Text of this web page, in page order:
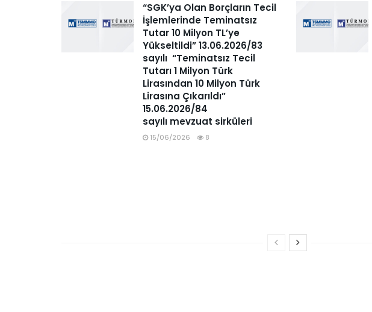
“SGK’ya Olan Borçların Tecil
İşlemlerinde Teminatsız
Tutar 10 Milyon TL’ye
Yükseltildi” 13.06.2026/83
sayılı “Teminatsız Tecil
Tutarı 1 Milyon Türk
Lirasından 10 Milyon Türk
Lirasına Çıkarıldı”
15.06.2026/84
sayılı mevzuat sirküleri
15/06/2026 8